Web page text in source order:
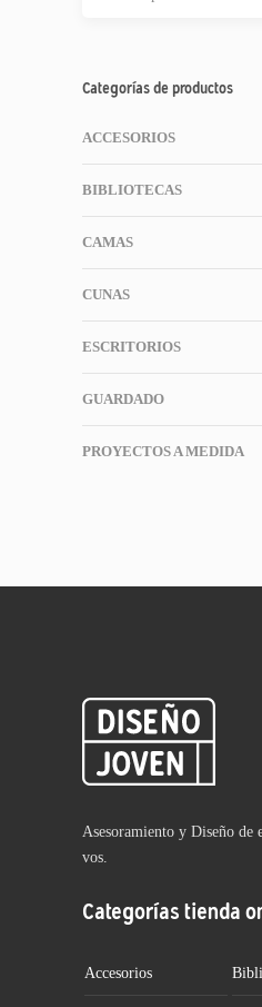
Categorías de productos
ACCESORIOS
BIBLIOTECAS
CAMAS
CUNAS
ESCRITORIOS
GUARDADO
PROYECTOS A MEDIDA
Asesoramiento y Diseño de
vos.
Categorías tienda
Accesorios